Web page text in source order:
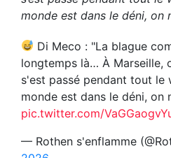
monde est dans le déni, on
Di Meco : "La blague
longtemps là… À Marseille,
s'est passé pendant tout le
monde est dans le déni, on
pic.twitter.com/
— Rothen s'enflamme